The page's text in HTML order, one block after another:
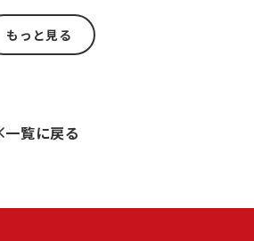
もっと見る
一覧に戻る